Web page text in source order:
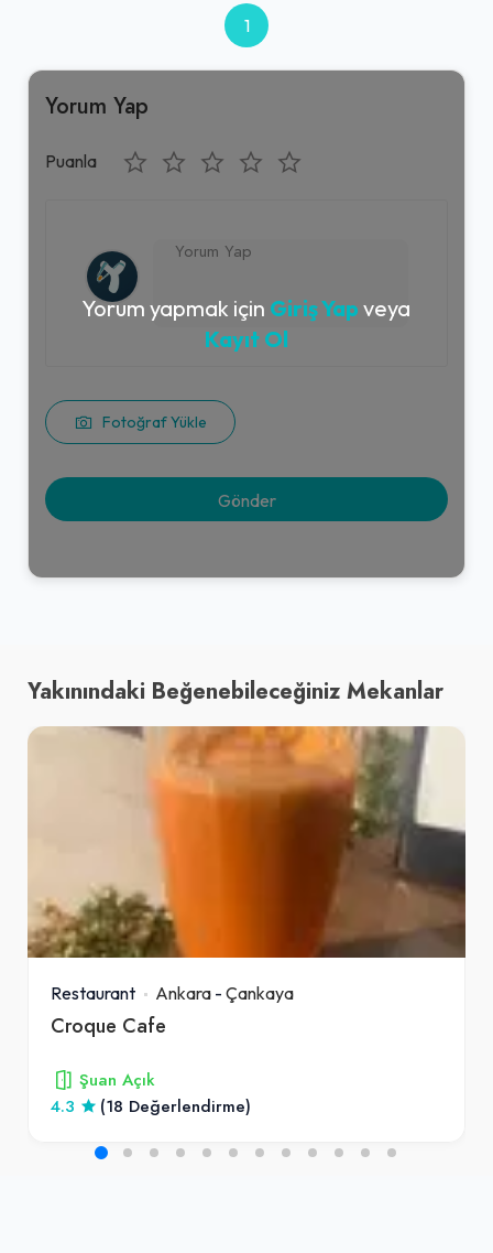
1
Yorum Yap
Puanla
Fotoğraf Yükle
Yorum yapmak için Giriş Yap veya
Kayıt Ol
Yakınındaki Beğenebileceğiniz Mekanlar
Restaurant Ankara - Çankaya
Croque Cafe
Şuan Açık
4.3
(18 Değerlendirme)